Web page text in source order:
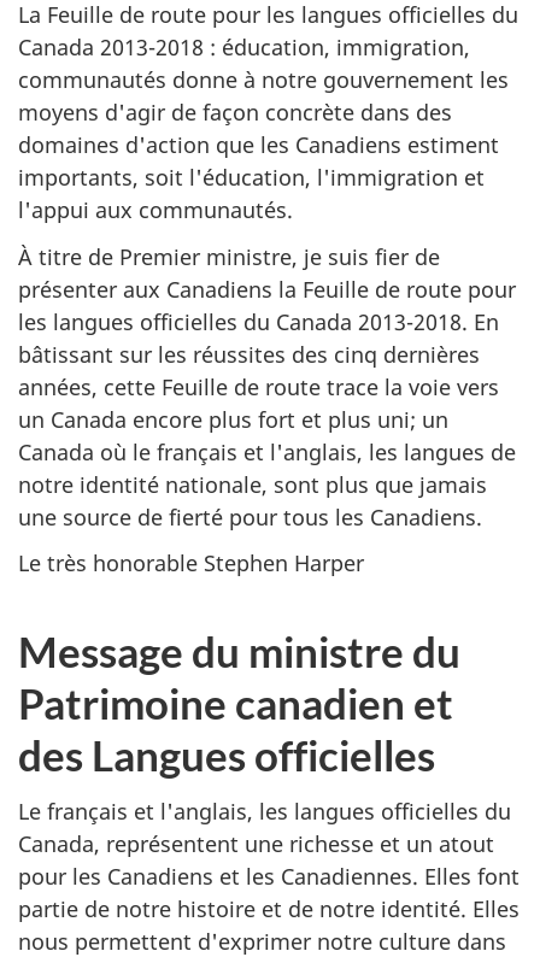
La Feuille de route pour les langues officielles du
Canada 2013-2018 : éducation, immigration,
communautés donne à notre gouvernement les
moyens d'agir de façon concrète dans des
domaines d'action que les Canadiens estiment
importants, soit l'éducation, l'immigration et
l'appui aux communautés.
À titre de Premier ministre, je suis fier de
présenter aux Canadiens la Feuille de route pour
les langues officielles du Canada 2013-2018. En
bâtissant sur les réussites des cinq dernières
années, cette Feuille de route trace la voie vers
un Canada encore plus fort et plus uni; un
Canada où le français et l'anglais, les langues de
notre identité nationale, sont plus que jamais
une source de fierté pour tous les Canadiens.
Le très honorable Stephen Harper
Message du ministre du
Patrimoine canadien et
des Langues officielles
Le français et l'anglais, les langues officielles du
Canada, représentent une richesse et un atout
pour les Canadiens et les Canadiennes. Elles font
partie de notre histoire et de notre identité. Elles
nous permettent d'exprimer notre culture dans